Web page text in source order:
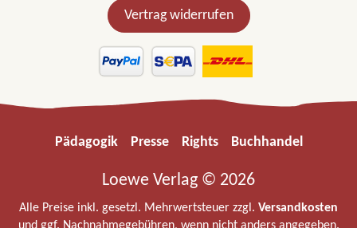
Vertrag widerrufen
Pädagogik Presse Rights Buchhandel
Loewe Verlag © 2026
Alle Preise inkl. gesetzl. Mehrwertsteuer zzgl. Versandkosten